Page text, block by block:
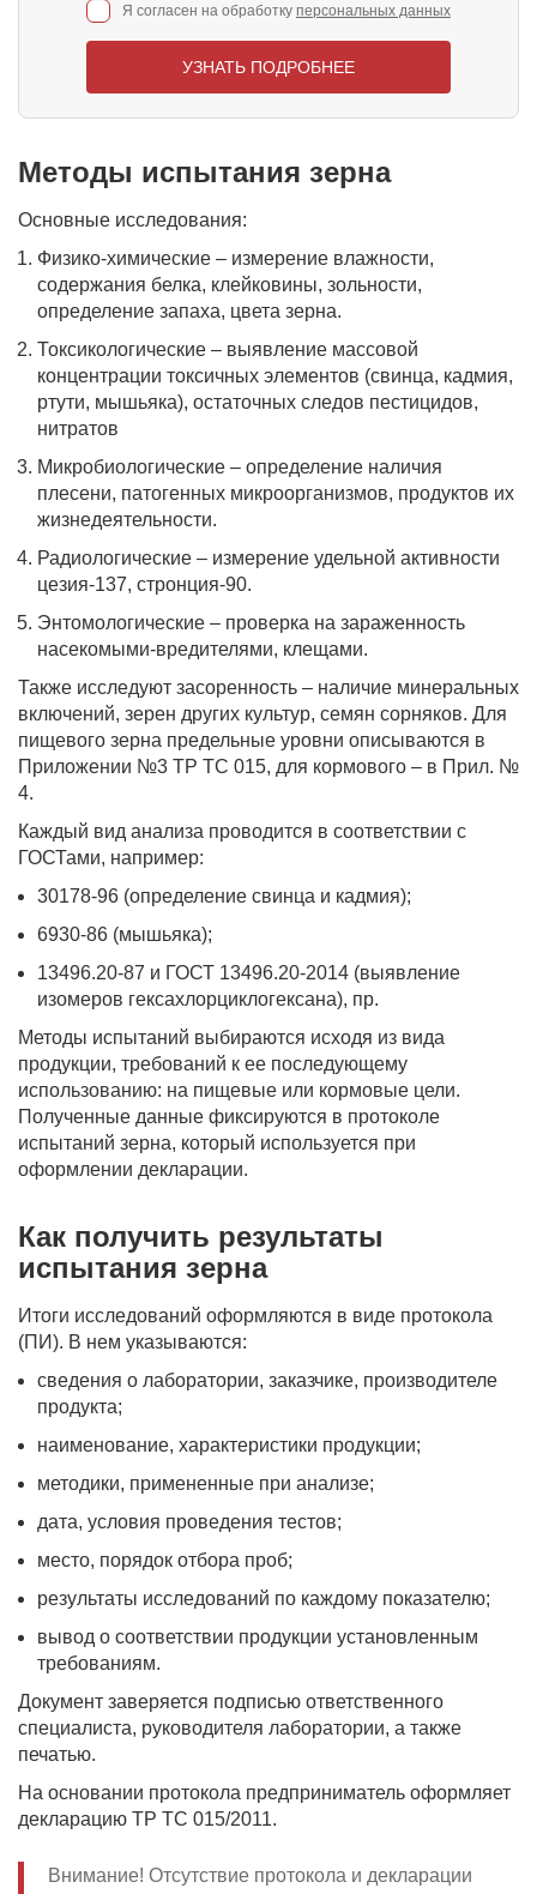
Я согласен на обработку персональных данных
УЗНАТЬ ПОДРОБНЕЕ
Методы испытания зерна
Основные исследования:
Физико-химические – измерение влажности,
содержания белка, клейковины, зольности,
определение запаха, цвета зерна.
Токсикологические – выявление массовой
концентрации токсичных элементов (свинца, кадмия,
ртути, мышьяка), остаточных следов пестицидов,
нитратов
Микробиологические – определение наличия
плесени, патогенных микроорганизмов, продуктов их
жизнедеятельности.
Радиологические – измерение удельной активности
цезия-137, стронция-90.
Энтомологические – проверка на зараженность
насекомыми-вредителями, клещами.
Также исследуют засоренность – наличие минеральных
включений, зерен других культур, семян сорняков. Для
пищевого зерна предельные уровни описываются в
Приложении №3 ТР ТС 015, для кормового – в Прил. №
4.
Каждый вид анализа проводится в соответствии с
ГОСТами, например:
30178-96 (определение свинца и кадмия);
6930-86 (мышьяка);
13496.20-87 и ГОСТ 13496.20-2014 (выявление
изомеров гексахлорциклогексана), пр.
Методы испытаний выбираются исходя из вида
продукции, требований к ее последующему
использованию: на пищевые или кормовые цели.
Полученные данные фиксируются в протоколе
испытаний зерна, который используется при
оформлении декларации.
Как получить результаты
испытания зерна
Итоги исследований оформляются в виде протокола
(ПИ). В нем указываются:
сведения о лаборатории, заказчике, производителе
продукта;
наименование, характеристики продукции;
методики, примененные при анализе;
дата, условия проведения тестов;
место, порядок отбора проб;
результаты исследований по каждому показателю;
вывод о соответствии продукции установленным
требованиям.
Документ заверяется подписью ответственного
специалиста, руководителя лаборатории, а также
печатью.
На основании протокола предприниматель оформляет
декларацию ТР ТС 015/2011.
Внимание! Отсутствие протокола и декларации